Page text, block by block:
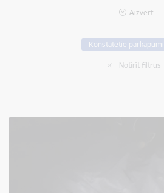
Aizvērt
Konstatētie pārkāpumi
Notīrīt filtrus